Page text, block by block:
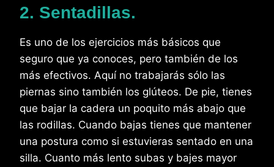
2. Sentadillas.
Es uno de los ejercicios más básicos que
seguro que ya conoces, pero también de los
más efectivos. Aquí no trabajarás sólo las
piernas sino también los glúteos. De pie, tienes
que bajar la cadera un poquito más abajo que
las rodillas. Cuando bajas tienes que mantener
una postura como si estuvieras sentado en una
silla. Cuanto más lento subas y bajes mayor